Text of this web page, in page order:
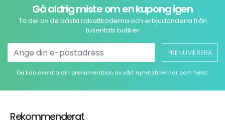
Gå aldrig miste om en kupong igen
Ta del av de bästa rabattkoderna och erbjudandena från
tusentals butiker
PRENUMERERA
Du kan avsluta din prenumeration av vårt nyhetsbrev när som helst.
Rekommenderat